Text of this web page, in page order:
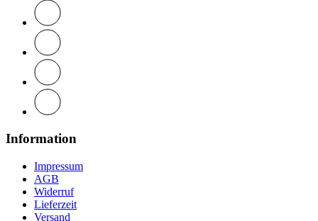
Information
Impressum
AGB
Widerruf
Lieferzeit
Versand